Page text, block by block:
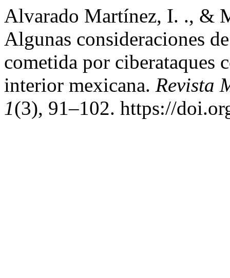
Alvarado Martínez, I. ., &
Algunas consideraciones
cometida por ciberataques
interior mexicana. Revista
1(3), 91–102. https://